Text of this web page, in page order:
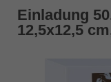
Einladung
12,5x12,5